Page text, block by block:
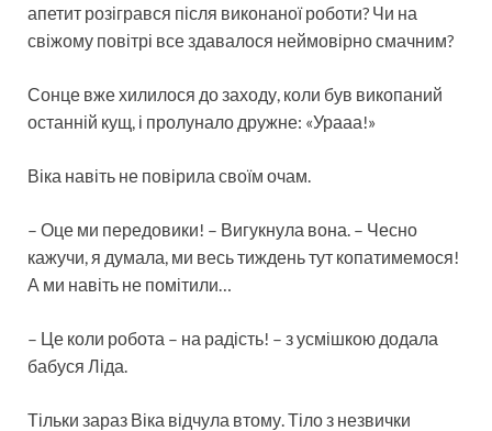
апетит розігрався після виконаної роботи? Чи на
свіжому повітрі все здавалося неймовірно смачним?
Сонце вже хилилося до заходу, коли був викопаний
останній кущ, і пролунало дружне: «Урааа!»
Віка навіть не повірила своїм очам.
– Оце ми передовики! – Вигукнула вона. – Чесно
кажучи, я думала, ми весь тиждень тут копатимемося!
А ми навіть не помітили…
– Це коли робота – на радість! – з усмішкою додала
бабуся Ліда.
Тільки зараз Віка відчула втому. Тіло з незвички